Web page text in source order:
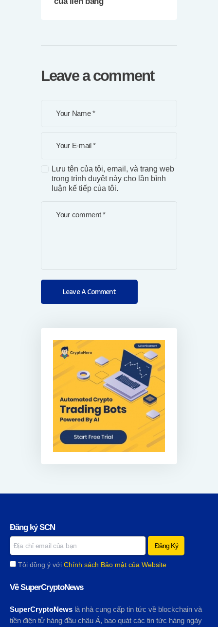
Leave a comment
Lưu tên của tôi, email, và trang web
trong trình duyệt này cho lần bình
luận kế tiếp của tôi.
Đăng ký SCN
Tôi đồng ý với Chính sách Bảo mật của Website
Về SuperCryptoNews
SuperCryptoNews là nhà cung cấp tin tức về blockchain và
tiền điện tử hàng đầu châu Á, bao quát các tin tức hàng ngày